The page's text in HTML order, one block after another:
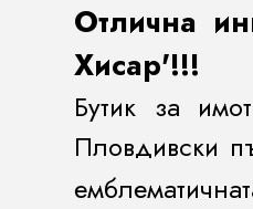
Отлична
Хисар'!!!
Бутик за
Пловдивски